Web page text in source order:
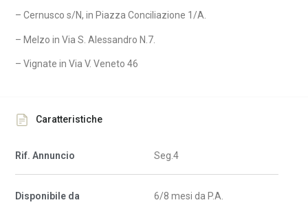
– Cernusco s/N, in Piazza Conciliazione 1/A.
– Melzo in Via S. Alessandro N.7.
– Vignate in Via V. Veneto 46
Caratteristiche
Rif. Annuncio Seg.4
Disponibile da 6/8 mesi da P.A.